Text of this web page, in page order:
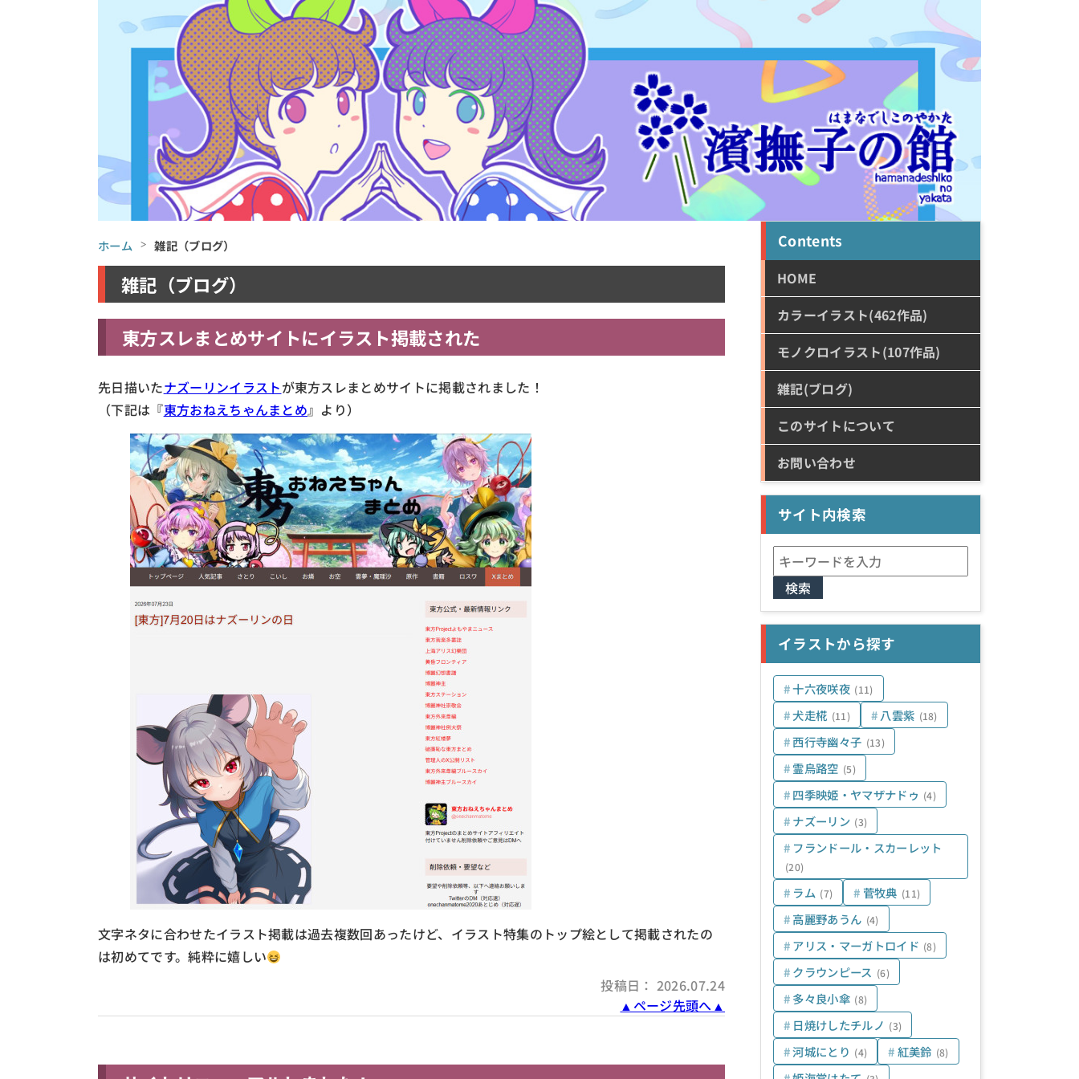
ホーム 雑記（ブログ）
雑記（ブログ）
東方スレまとめサイトにイラスト掲載された
先日描いたナズーリンイラストが東方スレまとめサイトに掲載されました！
（下記は『東方おねえちゃんまとめ』より）
文字ネタに合わせたイラスト掲載は過去複数回あったけど、イラスト特集のトップ絵として掲載されたの
は初めてです。純粋に嬉しい
投稿日： 2026.07.24
▲ページ先頭へ▲
Contents
HOME
カラーイラスト(462作品)
モノクロイラスト(107作品)
雑記(ブログ)
このサイトについて
お問い合わせ
サイト内検索
検
索:
イラストから探す
十六夜咲夜 (11)
犬走椛 (11) 八雲紫 (18)
西行寺幽々子 (13)
霊烏路空 (5)
四季映姫・ヤマザナドゥ (4)
ナズーリン (3)
フランドール・スカーレット
(20)
ラム (7) 菅牧典 (11)
高麗野あうん (4)
アリス・マーガトロイド (8)
クラウンピース (6)
多々良小傘 (8)
日焼けしたチルノ (3)
河城にとり (4) 紅美鈴 (8)